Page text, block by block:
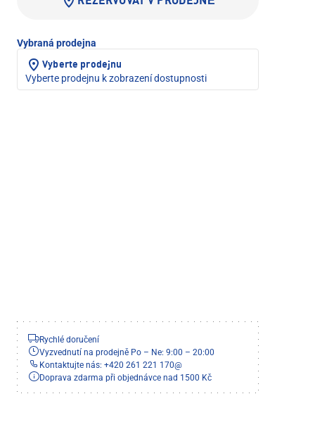
Vybraná prodejna
Vyberte prodejnu
Vyberte prodejnu k zobrazení dostupnosti
Rychlé doručení
Vyzvednutí na prodejně Po – Ne: 9:00 – 20:00
Kontaktujte nás: +420 261 221 170@
Doprava zdarma při objednávce nad 1500 Kč